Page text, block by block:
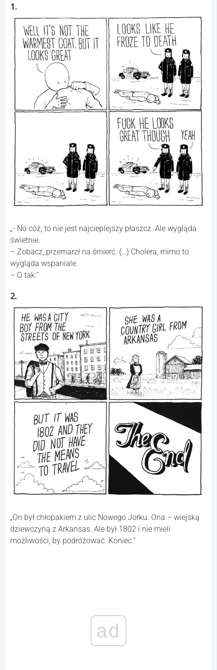
1.
„- No cóż, to nie jest najcieplejszy płaszcz. Ale wygląda
świetnie.
– Zobacz, przemarzł na śmierć. (…) Cholera, mimo to
wygląda wspaniale.
– O tak.”
2.
„On był chłopakiem z ulic Nowego Jorku. Ona – wiejską
dziewczyną z Arkansas. Ale był 1802 i nie mieli
możliwości, by podróżować. Koniec.”
ad